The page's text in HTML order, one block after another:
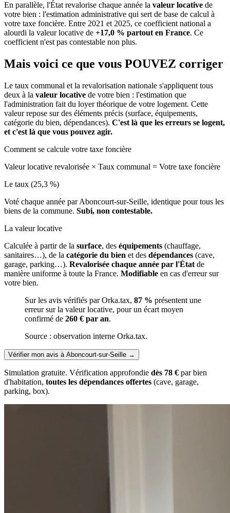
En parallèle, l'État revalorise chaque année la valeur locative de
votre bien : l'estimation administrative qui sert de base de calcul à
votre taxe foncière. Entre 2021 et 2025, ce coefficient national a
alourdi la valeur locative de +17,0 % partout en France. Ce
coefficient n'est pas contestable non plus.
Mais voici ce que vous POUVEZ corriger
Le taux communal et la revalorisation nationale s'appliquent tous
deux à la valeur locative de votre bien : l'estimation que
l'administration fait du loyer théorique de votre logement. Cette
valeur repose sur des éléments précis (surface, équipements,
catégorie du bien, dépendances). C'est là que les erreurs se logent,
et c'est là que vous pouvez agir.
Comment se calcule votre taxe foncière
Valeur locative revalorisée × Taux communal = Votre taxe foncière
Le taux (25,3 %)
Voté chaque année par Aboncourt-sur-Seille, identique pour tous les
biens de la commune. Subi, non contestable.
La valeur locative
Calculée à partir de la surface, des équipements (chauffage,
sanitaires…), de la catégorie du bien et des dépendances (cave,
garage, parking…). Revalorisée chaque année par l'État de
manière uniforme à toute la France. Modifiable en cas d'erreur sur
votre bien.
Sur les avis vérifiés par Orka.tax, 87 % présentent une
erreur sur la valeur locative, pour un écart moyen
confirmé de 260 € par an.
Source : observation interne Orka.tax.
Vérifier mon avis à Aboncourt-sur-Seille →
Simulation gratuite. Vérification approfondie dès 78 € par bien
d'habitation, toutes les dépendances offertes (cave, garage,
parking, box).